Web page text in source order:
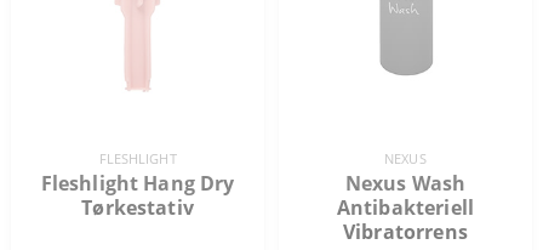
FLESHLIGHT
Fleshlight Hang Dry
Tørkestativ
NEXUS
Nexus Wash
Antibakteriell
Vibratorrens